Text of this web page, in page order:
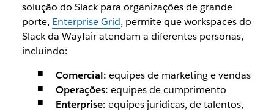
solução do Slack para organizações de grande
porte, Enterprise Grid, permite que workspaces do
Slack da Wayfair atendam a diferentes personas,
incluindo:
Comercial: equipes de marketing e vendas
Operações: equipes de cumprimento
Enterprise: equipes jurídicas, de talentos,